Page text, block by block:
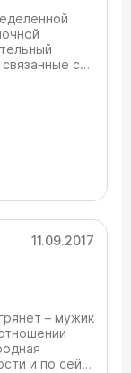
с
клеток,
кожи и
эти центры
вызванных
этой
на
либо
11.09.2017
– мужик
и по сей